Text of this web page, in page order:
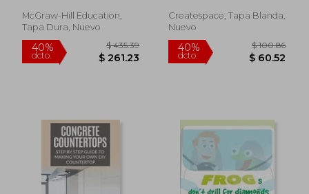
45%
dcto.
$ 61.41
$ 33.78
45%
dcto.
$
$
McGraw-Hill Education,
Tapa Dura, Nuevo
Createspace, Tapa Blanda,
Nuevo